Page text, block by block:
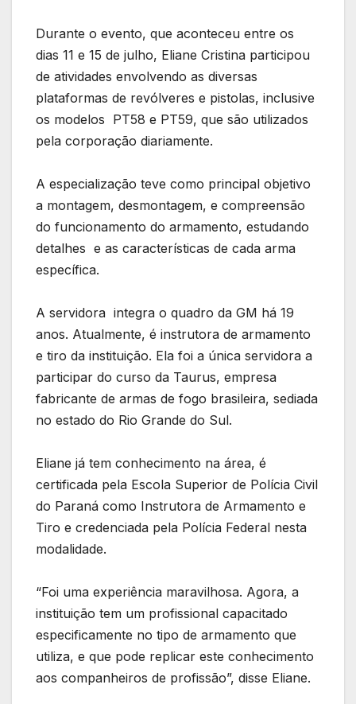
Durante o evento, que aconteceu entre os
dias 11 e 15 de julho, Eliane Cristina participou
de atividades envolvendo as diversas
plataformas de revólveres e pistolas, inclusive
os modelos PT58 e PT59, que são utilizados
pela corporação diariamente.
A especialização teve como principal objetivo
a montagem, desmontagem, e compreensão
do funcionamento do armamento, estudando
detalhes e as características de cada arma
específica.
A servidora integra o quadro da GM há 19
anos. Atualmente, é instrutora de armamento
e tiro da instituição. Ela foi a única servidora a
participar do curso da Taurus, empresa
fabricante de armas de fogo brasileira, sediada
no estado do Rio Grande do Sul.
Eliane já tem conhecimento na área, é
certificada pela Escola Superior de Polícia Civil
do Paraná como Instrutora de Armamento e
Tiro e credenciada pela Polícia Federal nesta
modalidade.
“Foi uma experiência maravilhosa. Agora, a
instituição tem um profissional capacitado
especificamente no tipo de armamento que
utiliza, e que pode replicar este conhecimento
aos companheiros de profissão”, disse Eliane.